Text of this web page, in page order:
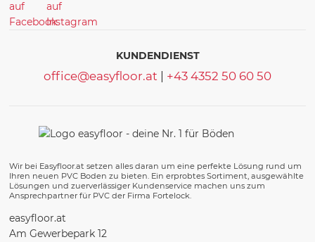
KUNDENDIENST
office@easyfloor.at +43 4352 50 60 50
Wir bei Easyfloor.at setzen alles daran um eine perfekte Lösung rund um
Ihren neuen PVC Boden zu bieten. Ein erprobtes Sortiment, ausgewählte
Lösungen und zuerverlässiger Kundenservice machen uns zum
Ansprechpartner für PVC der Firma Fortelock.
easyfloor.at
Am Gewerbepark 12